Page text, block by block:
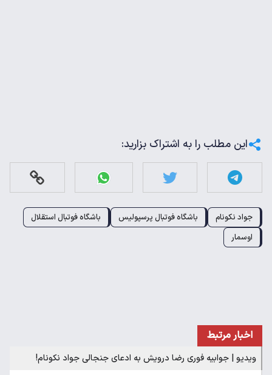
این مطلب را به اشتراک بزارید:
جواد نکونام باشگاه فوتبال پرسپولیس
باشگاه فوتبال استقلال
اوسمار
اخبار مرتبط
ویدیو | جوابیه فوری رضا درویش به ادعای جنجالی جواد نکونام!